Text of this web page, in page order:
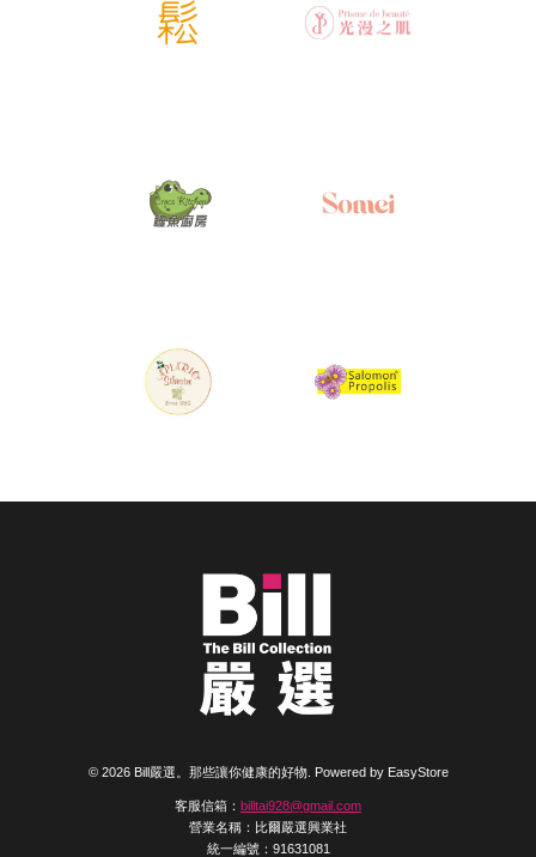
© 2026 Bill嚴選。那些讓你健康的好物. Powered by EasyStore
客服信箱： billtai928@gmail.com
營業名稱：比爾嚴選興業社
統一編號：91631081